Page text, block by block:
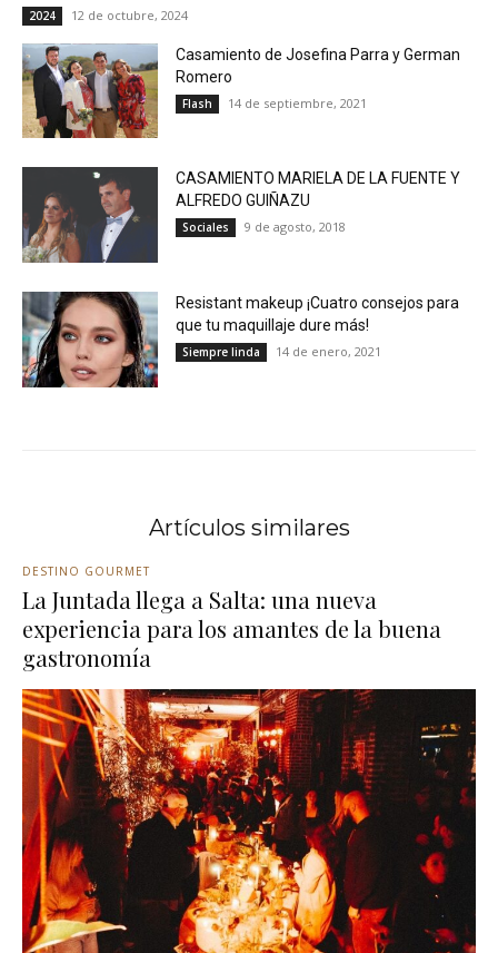
2024 12 de octubre, 2024
Casamiento de Josefina Parra y German
Romero
Flash 14 de septiembre, 2021
CASAMIENTO MARIELA DE LA FUENTE Y
ALFREDO GUIÑAZU
Sociales 9 de agosto, 2018
Resistant makeup ¡Cuatro consejos para
que tu maquillaje dure más!
Siempre linda 14 de enero, 2021
Artículos similares
DESTINO GOURMET
La Juntada llega a Salta: una nueva
experiencia para los amantes de la buena
gastronomía